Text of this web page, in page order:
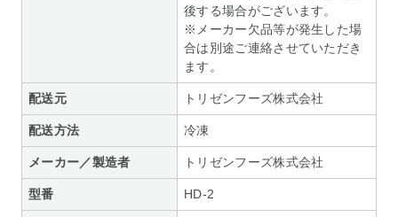
後する場合がございます。
※メーカー欠品等が発生した場
合は別途ご連絡させていただき
ます。
配送元 トリゼンフーズ株式会社
配送方法 冷凍
メーカー／製造者 トリゼンフーズ株式会社
型番 HD-2